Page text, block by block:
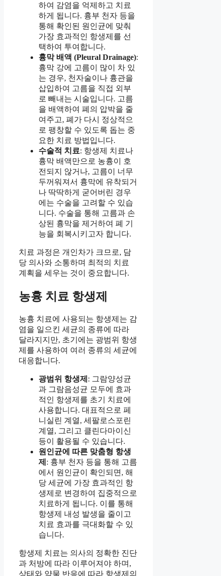
하여 감염을 억제하고 치료
하게 됩니다. 흉부 천자 등을
통해 확인된 원인균에 맞춰
가장 효과적인 항생제를 선
택하여 투여합니다.
흉막 배액 (Pleural Drainage):
흉막 강에 고름이 많이 차 있
는 경우, 천자술이나 흉관을
삽입하여 고름을 직접 외부
로 빼내는 시술입니다. 고름
을 배액하여 폐의 압박을 줄
여주고, 폐가 다시 정상적으
로 팽창할 수 있도록 돕는 중
요한 치료 방법입니다.
수술적 치료: 항생제 치료나
흉막 배액만으로 농흉이 호
전되지 않거나, 고름이 너무
두꺼워져서 흉막에 유착되거
나 딱딱하게 굳어버린 경우
에는 수술을 고려할 수 있습
니다. 수술을 통해 고름과 손
상된 흉막을 제거하여 폐 기
능을 회복시키고자 합니다.
치료 과정은 개인차가 크므로, 담
당 의사와 소통하며 최적의 치료
계획을 세우는 것이 중요합니다.
농흉 치료 항생제
농흉 치료에 사용되는 항생제는 감
염을 일으킨 세균의 종류에 따라
달라지지만, 초기에는 광범위 항생
제를 사용하여 여러 종류의 세균에
대응합니다.
광범위 항생제 : 그람양성균
과 그람음성균 모두에 효과
적인 항생제를 초기 치료에
사용합니다. 대표적으로 페
니실린 계열, 세팔로스포린
계열, 그리고 클린다마이신
등이 활용될 수 있습니다.
원인균에 따른 맞춤형 항생
제 : 흉부 천자 등을 통해 고름
에서 원인균이 확인되면, 해
당 세균에 가장 효과적인 항
생제로 변경하여 집중적으로
치료하게 됩니다. 이를 통해
항생제 내성 발생을 줄이고
치료 효과를 극대화할 수 있
습니다.
항생제 치료는 의사의 정확한 진단
과 처방에 따라 이루어져야 하며,
상태와 약물 반응에 따라 항생제의